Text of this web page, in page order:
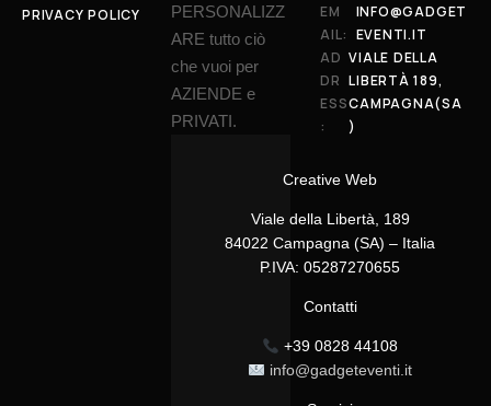
PRIVACY POLICY
PERSONALIZZ
ARE tutto ciò
che vuoi per
AZIENDE e
PRIVATI.
Creative Web
Viale della Libertà, 189
84022 Campagna (SA) – Italia
P.IVA: 05287270655
Contatti
+39 0828 44108
info@gadgeteventi.it
EM
AIL:
INFO@GADGET
EVENTI.IT
AD
DR
ESS
:
VIALE DELLA
LIBERTÀ 189,
CAMPAGNA(SA
)